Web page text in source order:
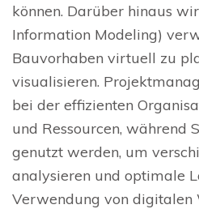
können. Darüber hinaus
Information Modeling)
Bauvorhaben virtuell zu
visualisieren.
bei der effizienten
und Ressourcen, während
genutzt werden, um
analysieren und optimale
Verwendung von digitalen